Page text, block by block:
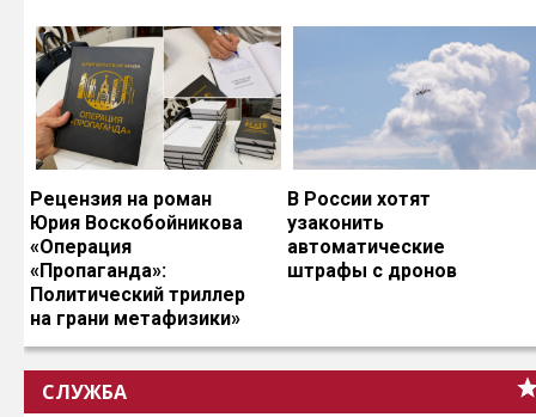
Рецензия на роман
Юрия Воскобойникова
«Операция
«Пропаганда»:
Политический триллер
на грани метафизики»
В России хотят
узаконить
автоматические
штрафы с дронов
СЛУЖБА